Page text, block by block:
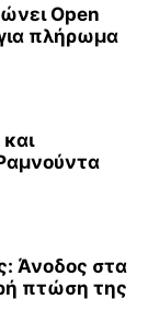
Open
πλήρωμα
Άνοδος στα
πτώση της